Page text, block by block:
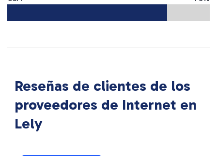
Reseñas de clientes de los
proveedores de Internet en
Lely